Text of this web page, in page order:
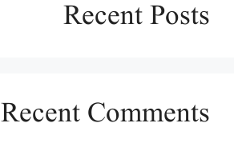
Recent Posts
Recent Comments